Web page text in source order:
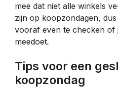
mee dat niet alle winkels
zijn op koopzondagen,
vooraf even te checken of
meedoet.
Tips voor een geslaagde
koopzondag